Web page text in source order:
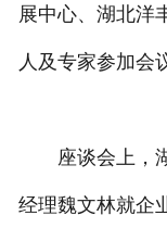
展中心、湖北洋
人及专家参加会
座谈会上，湖
经理魏文林就企